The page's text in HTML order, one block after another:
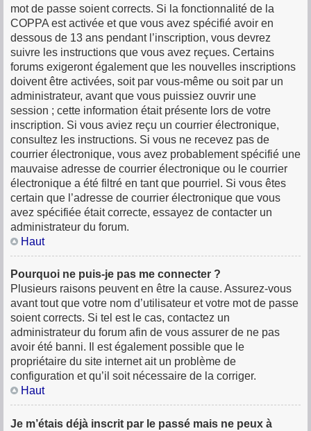
mot de passe soient corrects. Si la fonctionnalité de la
COPPA est activée et que vous avez spécifié avoir en
dessous de 13 ans pendant l’inscription, vous devrez
suivre les instructions que vous avez reçues. Certains
forums exigeront également que les nouvelles inscriptions
doivent être activées, soit par vous-même ou soit par un
administrateur, avant que vous puissiez ouvrir une
session ; cette information était présente lors de votre
inscription. Si vous aviez reçu un courrier électronique,
consultez les instructions. Si vous ne recevez pas de
courrier électronique, vous avez probablement spécifié une
mauvaise adresse de courrier électronique ou le courrier
électronique a été filtré en tant que pourriel. Si vous êtes
certain que l’adresse de courrier électronique que vous
avez spécifiée était correcte, essayez de contacter un
administrateur du forum.
Haut
Pourquoi ne puis-je pas me connecter ?
Plusieurs raisons peuvent en être la cause. Assurez-vous
avant tout que votre nom d’utilisateur et votre mot de passe
soient corrects. Si tel est le cas, contactez un
administrateur du forum afin de vous assurer de ne pas
avoir été banni. Il est également possible que le
propriétaire du site internet ait un problème de
configuration et qu’il soit nécessaire de la corriger.
Haut
Je m’étais déjà inscrit par le passé mais ne peux à